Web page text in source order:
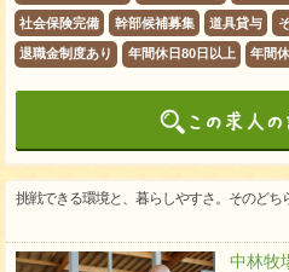
社会保険完備 幹部候補募集 道具貸与
退職金制度あり 年間休日80日以上 年間
挑戦できる環境と、暮らしやすさ。そのどち
中林牧